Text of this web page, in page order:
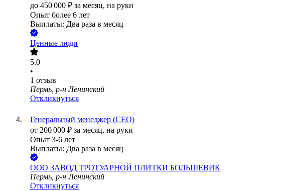
до 450 000 ₽ за месяц, на руки
Опыт более 6 лет
Выплаты: Два раза в месяц
Ценные люди
5.0
•
1 отзыв
Пермь, р-н Ленинский
Откликнуться
Генеральный менеджер (CEO)
от 200 000 ₽ за месяц, на руки
Опыт 3-6 лет
Выплаты: Два раза в месяц
ООО ЗАВОД ТРОТУАРНОЙ ПЛИТКИ БОЛЬШЕВИК
Пермь, р-н Ленинский
Откликнуться